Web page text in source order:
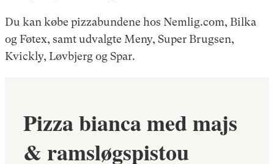
Du kan købe pizzabundene hos Nemlig.com, Bilka
og Føtex, samt udvalgte Meny, Super Brugsen,
Kvickly, Løvbjerg og Spar.
Pizza bianca med majs
& ramsløgspistou